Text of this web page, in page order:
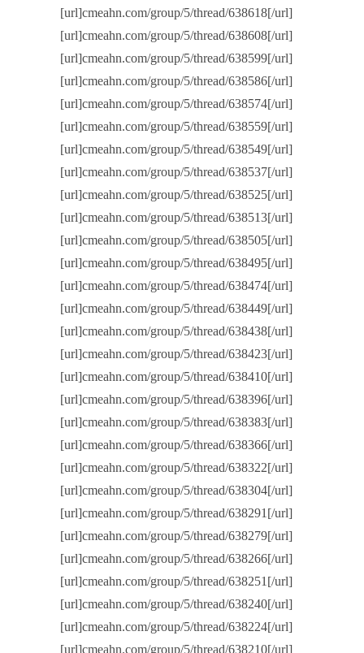
[url]cmeahn.com/group/5/thread/638618[/url]
[url]cmeahn.com/group/5/thread/638608[/url]
[url]cmeahn.com/group/5/thread/638599[/url]
[url]cmeahn.com/group/5/thread/638586[/url]
[url]cmeahn.com/group/5/thread/638574[/url]
[url]cmeahn.com/group/5/thread/638559[/url]
[url]cmeahn.com/group/5/thread/638549[/url]
[url]cmeahn.com/group/5/thread/638537[/url]
[url]cmeahn.com/group/5/thread/638525[/url]
[url]cmeahn.com/group/5/thread/638513[/url]
[url]cmeahn.com/group/5/thread/638505[/url]
[url]cmeahn.com/group/5/thread/638495[/url]
[url]cmeahn.com/group/5/thread/638474[/url]
[url]cmeahn.com/group/5/thread/638449[/url]
[url]cmeahn.com/group/5/thread/638438[/url]
[url]cmeahn.com/group/5/thread/638423[/url]
[url]cmeahn.com/group/5/thread/638410[/url]
[url]cmeahn.com/group/5/thread/638396[/url]
[url]cmeahn.com/group/5/thread/638383[/url]
[url]cmeahn.com/group/5/thread/638366[/url]
[url]cmeahn.com/group/5/thread/638322[/url]
[url]cmeahn.com/group/5/thread/638304[/url]
[url]cmeahn.com/group/5/thread/638291[/url]
[url]cmeahn.com/group/5/thread/638279[/url]
[url]cmeahn.com/group/5/thread/638266[/url]
[url]cmeahn.com/group/5/thread/638251[/url]
[url]cmeahn.com/group/5/thread/638240[/url]
[url]cmeahn.com/group/5/thread/638224[/url]
[url]cmeahn.com/group/5/thread/638210[/url]